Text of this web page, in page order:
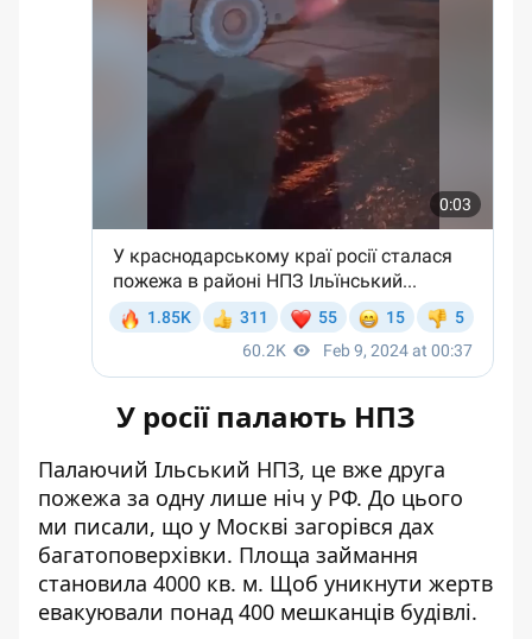
У росії палають НПЗ
Палаючий Ільський НПЗ, це вже друга
пожежа за одну лише ніч у РФ. До цього
ми писали, що у Москві загорівся дах
багатоповерхівки. Площа займання
становила 4000 кв. м. Щоб уникнути жертв
евакуювали понад 400 мешканців будівлі.